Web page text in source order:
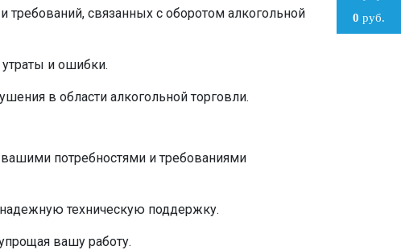
требований, связанных с оборотом алкогольной
и ошибки.
в области алкогольной торговли.
потребностями и требованиями
техническую поддержку.
вашу работу.
0 руб.